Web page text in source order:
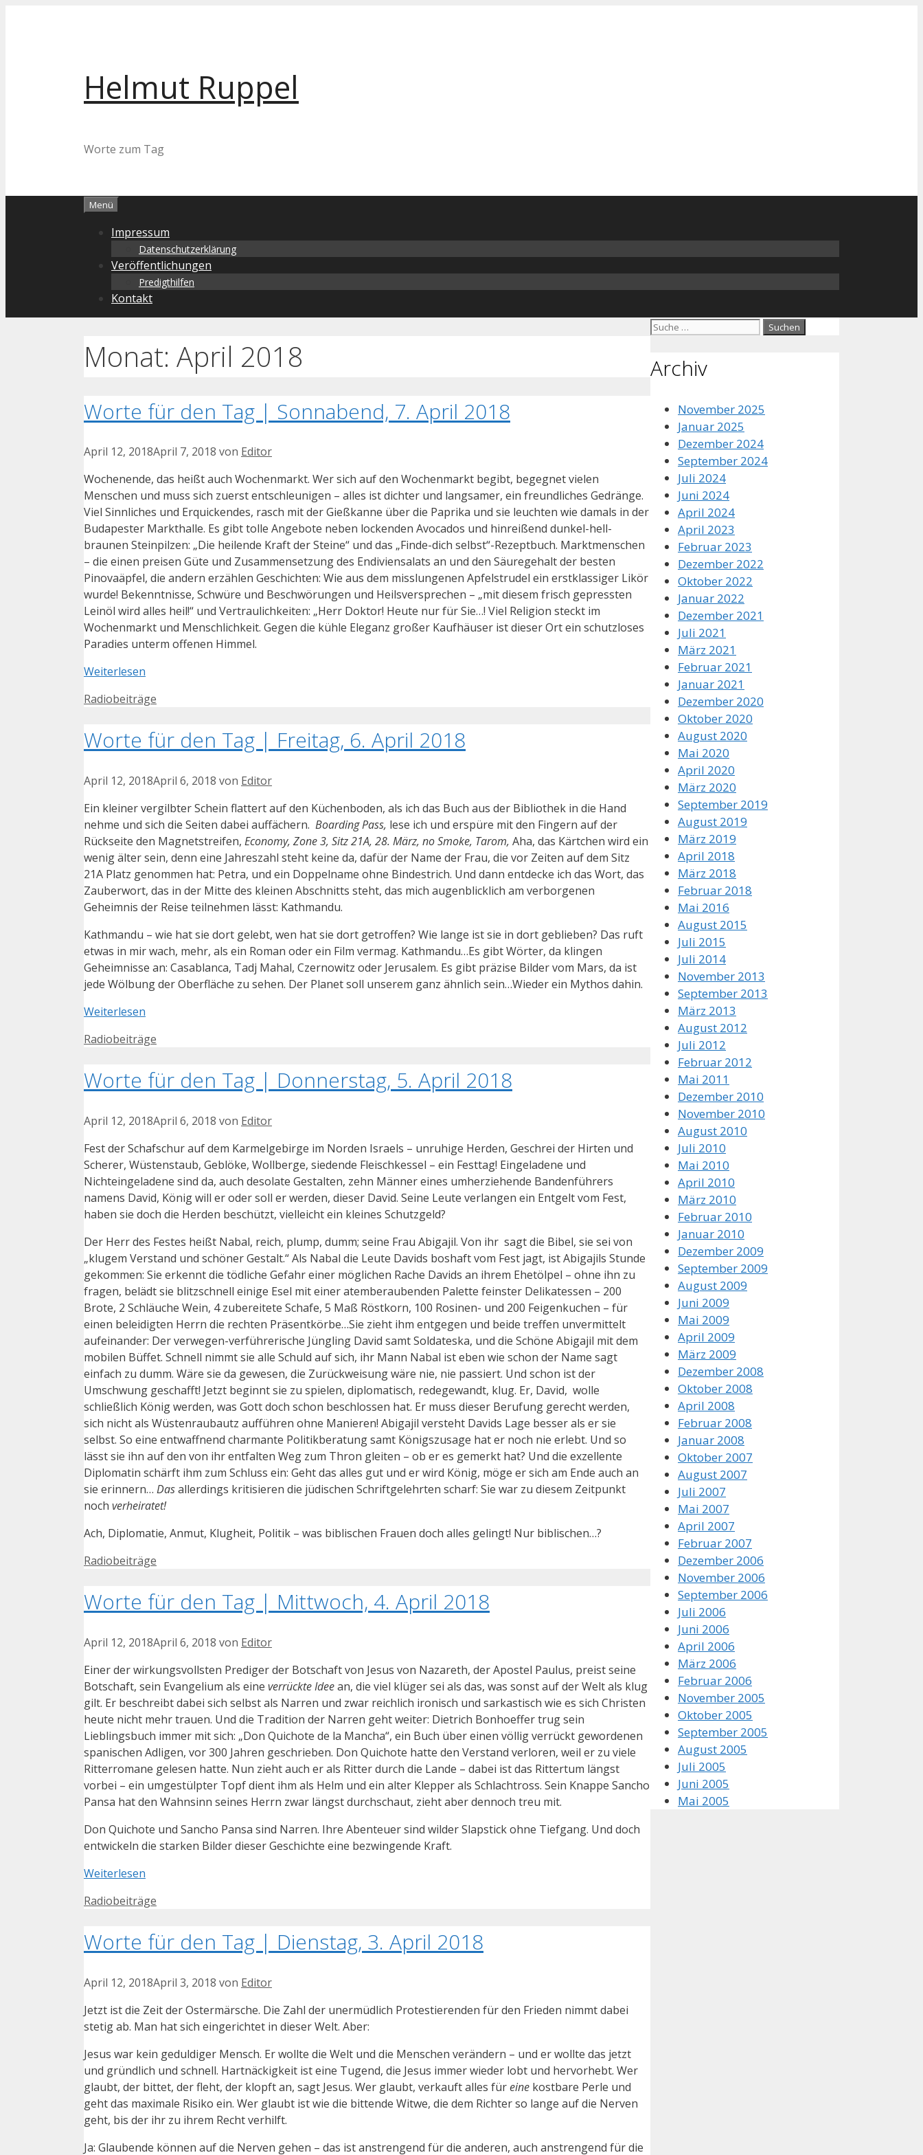
Helmut Ruppel
Worte zum Tag
Menü
Impressum
Datenschutzerklärung
Veröffentlichungen
Predigthilfen
Kontakt
Monat: April 2018
Worte für den Tag | Sonnabend, 7. April 2018
April 12, 2018April 7, 2018 von Editor
Wochenende, das heißt auch Wochenmarkt. Wer sich auf den Wochenmarkt begibt, begegnet vielen
Menschen und muss sich zuerst entschleunigen – alles ist dichter und langsamer, ein freundliches Gedränge.
Viel Sinnliches und Erquickendes, rasch mit der Gießkanne über die Paprika und sie leuchten wie damals in der
Budapester Markthalle. Es gibt tolle Angebote neben lockenden Avocados und hinreißend dunkel-hell-
braunen Steinpilzen: „Die heilende Kraft der Steine“ und das „Finde-dich selbst“-Rezeptbuch. Marktmenschen
– die einen preisen Güte und Zusammensetzung des Endiviensalats an und den Säuregehalt der besten
Pinovaäpfel, die andern erzählen Geschichten: Wie aus dem misslungenen Apfelstrudel ein erstklassiger Likör
wurde! Bekenntnisse, Schwüre und Beschwörungen und Heilsversprechen – „mit diesem frisch gepressten
Leinöl wird alles heil!“ und Vertraulichkeiten: „Herr Doktor! Heute nur für Sie…! Viel Religion steckt im
Wochenmarkt und Menschlichkeit. Gegen die kühle Eleganz großer Kaufhäuser ist dieser Ort ein schutzloses
Paradies unterm offenen Himmel.
Weiterlesen
Kategorien
Radiobeiträge
Worte für den Tag | Freitag, 6. April 2018
April 12, 2018April 6, 2018 von Editor
Ein kleiner vergilbter Schein flattert auf den Küchenboden, als ich das Buch aus der Bibliothek in die Hand
nehme und sich die Seiten dabei auffächern. Boarding Pass, lese ich und erspüre mit den Fingern auf der
Rückseite den Magnetstreifen, Economy, Zone 3, Sitz 21A, 28. März, no Smoke, Tarom, Aha, das Kärtchen wird ein
wenig älter sein, denn eine Jahreszahl steht keine da, dafür der Name der Frau, die vor Zeiten auf dem Sitz
21A Platz genommen hat: Petra, und ein Doppelname ohne Bindestrich. Und dann entdecke ich das Wort, das
Zauberwort, das in der Mitte des kleinen Abschnitts steht, das mich augenblicklich am verborgenen
Geheimnis der Reise teilnehmen lässt: Kathmandu.
Kathmandu – wie hat sie dort gelebt, wen hat sie dort getroffen? Wie lange ist sie in dort geblieben? Das ruft
etwas in mir wach, mehr, als ein Roman oder ein Film vermag. Kathmandu…Es gibt Wörter, da klingen
Geheimnisse an: Casablanca, Tadj Mahal, Czernowitz oder Jerusalem. Es gibt präzise Bilder vom Mars, da ist
jede Wölbung der Oberfläche zu sehen. Der Planet soll unserem ganz ähnlich sein…Wieder ein Mythos dahin.
Weiterlesen
Kategorien
Radiobeiträge
Worte für den Tag | Donnerstag, 5. April 2018
April 12, 2018April 6, 2018 von Editor
Fest der Schafschur auf dem Karmelgebirge im Norden Israels – unruhige Herden, Geschrei der Hirten und
Scherer, Wüstenstaub, Geblöke, Wollberge, siedende Fleischkessel – ein Festtag! Eingeladene und
Nichteingeladene sind da, auch desolate Gestalten, zehn Männer eines umherziehende Bandenführers
namens David, König will er oder soll er werden, dieser David. Seine Leute verlangen ein Entgelt vom Fest,
haben sie doch die Herden beschützt, vielleicht ein kleines Schutzgeld?
Der Herr des Festes heißt Nabal, reich, plump, dumm; seine Frau Abigajil. Von ihr sagt die Bibel, sie sei von
„klugem Verstand und schöner Gestalt.“ Als Nabal die Leute Davids boshaft vom Fest jagt, ist Abigajils Stunde
gekommen: Sie erkennt die tödliche Gefahr einer möglichen Rache Davids an ihrem Ehetölpel – ohne ihn zu
fragen, belädt sie blitzschnell einige Esel mit einer atemberaubenden Palette feinster Delikatessen – 200
Brote, 2 Schläuche Wein, 4 zubereitete Schafe, 5 Maß Röstkorn, 100 Rosinen- und 200 Feigenkuchen – für
einen beleidigten Herrn die rechten Präsentkörbe…Sie zieht ihm entgegen und beide treffen unvermittelt
aufeinander: Der verwegen-verführerische Jüngling David samt Soldateska, und die Schöne Abigajil mit dem
mobilen Büffet. Schnell nimmt sie alle Schuld auf sich, ihr Mann Nabal ist eben wie schon der Name sagt
einfach zu dumm. Wäre sie da gewesen, die Zurückweisung wäre nie, nie passiert. Und schon ist der
Umschwung geschafft! Jetzt beginnt sie zu spielen, diplomatisch, redegewandt, klug. Er, David, wolle
schließlich König werden, was Gott doch schon beschlossen hat. Er muss dieser Berufung gerecht werden,
sich nicht als Wüstenraubautz aufführen ohne Manieren! Abigajil versteht Davids Lage besser als er sie
selbst. So eine entwaffnend charmante Politikberatung samt Königszusage hat er noch nie erlebt. Und so
lässt sie ihn auf den von ihr entfalten Weg zum Thron gleiten – ob er es gemerkt hat? Und die exzellente
Diplomatin schärft ihm zum Schluss ein: Geht das alles gut und er wird König, möge er sich am Ende auch an
sie erinnern… Dasallerdings kritisieren die jüdischen Schriftgelehrten scharf: Sie war zu diesem Zeitpunkt
noch verheiratet!
Ach, Diplomatie, Anmut, Klugheit, Politik – was biblischen Frauen doch alles gelingt! Nur biblischen…?
Kategorien
Radiobeiträge
Worte für den Tag | Mittwoch, 4. April 2018
April 12, 2018April 6, 2018 von Editor
Einer der wirkungsvollsten Prediger der Botschaft von Jesus von Nazareth, der Apostel Paulus, preist seine
Botschaft, sein Evangelium als eine verrückte Ideean, die viel klüger sei als das, was sonst auf der Welt als klug
gilt. Er beschreibt dabei sich selbst als Narren und zwar reichlich ironisch und sarkastisch wie es sich Christen
heute nicht mehr trauen. Und die Tradition der Narren geht weiter: Dietrich Bonhoeffer trug sein
Lieblingsbuch immer mit sich: „Don Quichote de la Mancha“, ein Buch über einen völlig verrückt gewordenen
spanischen Adligen, vor 300 Jahren geschrieben. Don Quichote hatte den Verstand verloren, weil er zu viele
Ritterromane gelesen hatte. Nun zieht auch er als Ritter durch die Lande – dabei ist das Rittertum längst
vorbei – ein umgestülpter Topf dient ihm als Helm und ein alter Klepper als Schlachtross. Sein Knappe Sancho
Pansa hat den Wahnsinn seines Herrn zwar längst durchschaut, zieht aber dennoch treu mit.
Don Quichote und Sancho Pansa sind Narren. Ihre Abenteuer sind wilder Slapstick ohne Tiefgang. Und doch
entwickeln die starken Bilder dieser Geschichte eine bezwingende Kraft.
Weiterlesen
Kategorien
Radiobeiträge
Worte für den Tag | Dienstag, 3. April 2018
April 12, 2018April 3, 2018 von Editor
Jetzt ist die Zeit der Ostermärsche. Die Zahl der unermüdlich Protestierenden für den Frieden nimmt dabei
stetig ab. Man hat sich eingerichtet in dieser Welt. Aber:
Jesus war kein geduldiger Mensch. Er wollte die Welt und die Menschen verändern – und er wollte das jetzt
und gründlich und schnell. Hartnäckigkeit ist eine Tugend, die Jesus immer wieder lobt und hervorhebt. Wer
glaubt, der bittet, der fleht, der klopft an, sagt Jesus. Wer glaubt, verkauft alles füreine kostbare Perle und
geht das maximale Risiko ein. Wer glaubt ist wie die bittende Witwe, die dem Richter so lange auf die Nerven
geht, bis der ihr zu ihrem Recht verhilft.
Ja: Glaubende können auf die Nerven gehen – das ist anstrengend für die anderen, auch anstrengend für die
Suche
Archiv
November 2025
Januar 2025
Dezember 2024
September 2024
Juli 2024
Juni 2024
April 2024
April 2023
Februar 2023
Dezember 2022
Oktober 2022
Januar 2022
Dezember 2021
Juli 2021
März 2021
Februar 2021
Januar 2021
Dezember 2020
Oktober 2020
August 2020
Mai 2020
April 2020
März 2020
September 2019
August 2019
März 2019
April 2018
März 2018
Februar 2018
Mai 2016
August 2015
Juli 2015
Juli 2014
November 2013
September 2013
März 2013
August 2012
Juli 2012
Februar 2012
Mai 2011
Dezember 2010
November 2010
August 2010
Juli 2010
Mai 2010
April 2010
März 2010
Februar 2010
Januar 2010
Dezember 2009
September 2009
August 2009
Juni 2009
Mai 2009
April 2009
März 2009
Dezember 2008
Oktober 2008
April 2008
Februar 2008
Januar 2008
Oktober 2007
August 2007
Juli 2007
Mai 2007
April 2007
Februar 2007
Dezember 2006
November 2006
September 2006
Juli 2006
Juni 2006
April 2006
März 2006
Februar 2006
November 2005
Oktober 2005
September 2005
August 2005
Juli 2005
Juni 2005
Mai 2005